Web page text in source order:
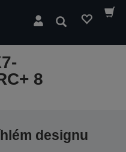
Hledat
8
designu